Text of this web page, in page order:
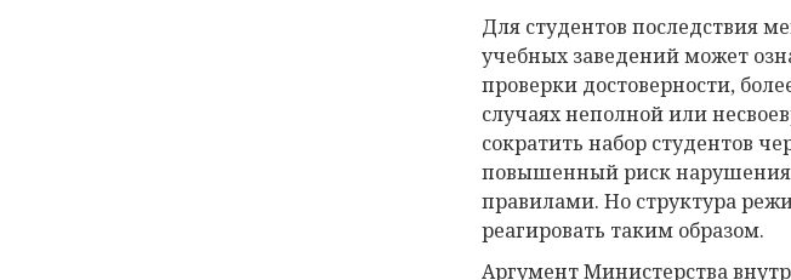
Для студентов последствия
учебных заведений может
проверки достоверности,
случаях неполной или
сократить набор студентов
повышенный риск нарушения
правилами. Но структура
реагировать таким образом.
Аргумент Министерства